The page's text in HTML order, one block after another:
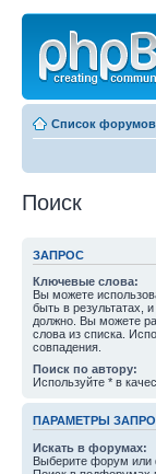
Список форумов
Поиск
ЗАПРОС
Ключевые слова:
Вы можете
быть в результатах, и
должно. Вы можете
слова из списка.
совпадения.
Поиск по автору:
Используйте * в
ПАРАМЕТРЫ
Искать в форумах:
Выберите форум или